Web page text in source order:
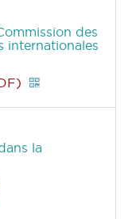
des
internationales
la